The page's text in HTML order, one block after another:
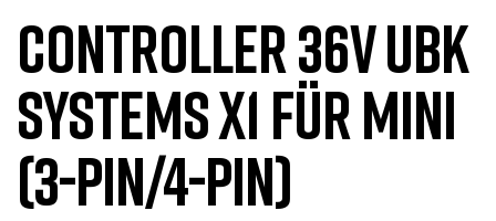
Controller 36V UBK
Systems X1 für Mini
(3-Pin/4-Pin)